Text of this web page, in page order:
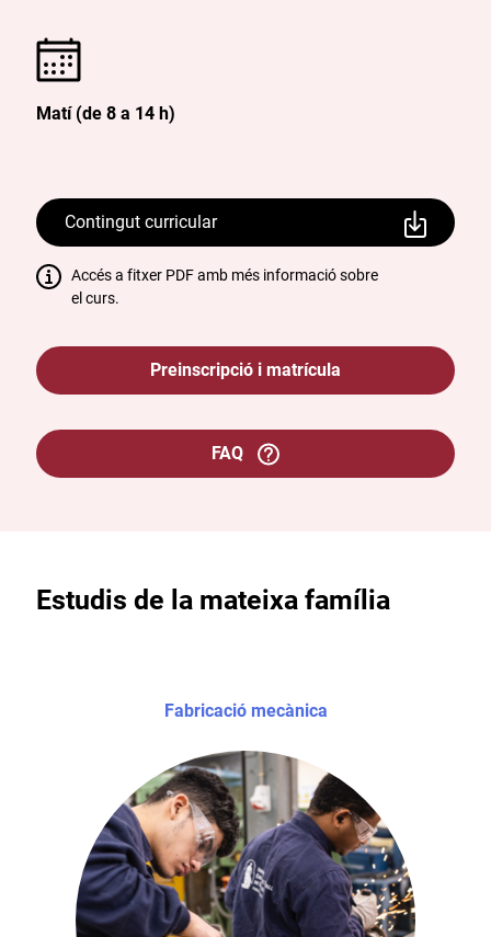
Matí (de 8 a 14 h)
Contingut curricular
Accés a fitxer PDF amb més informació sobre
el curs.
Preinscripció i matrícula
FAQ
Estudis de la mateixa família
Fabricació mecànica